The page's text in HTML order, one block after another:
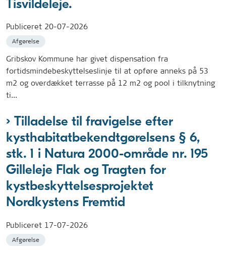
Tisvildeleje.
Publiceret 20-07-2026
Afgørelse
Gribskov Kommune har givet dispensation fra
fortidsmindebeskyttelseslinje til at opføre anneks på 53
m2 og overdækket terrasse på 12 m2 og pool i tilknytning
ti...
Tilladelse til fravigelse efter
kysthabitatbekendtgørelsens § 6,
stk. 1 i Natura 2000-område nr. 195
Gilleleje Flak og Tragten for
kystbeskyttelsesprojektet
Nordkystens Fremtid
Publiceret 17-07-2026
Afgørelse